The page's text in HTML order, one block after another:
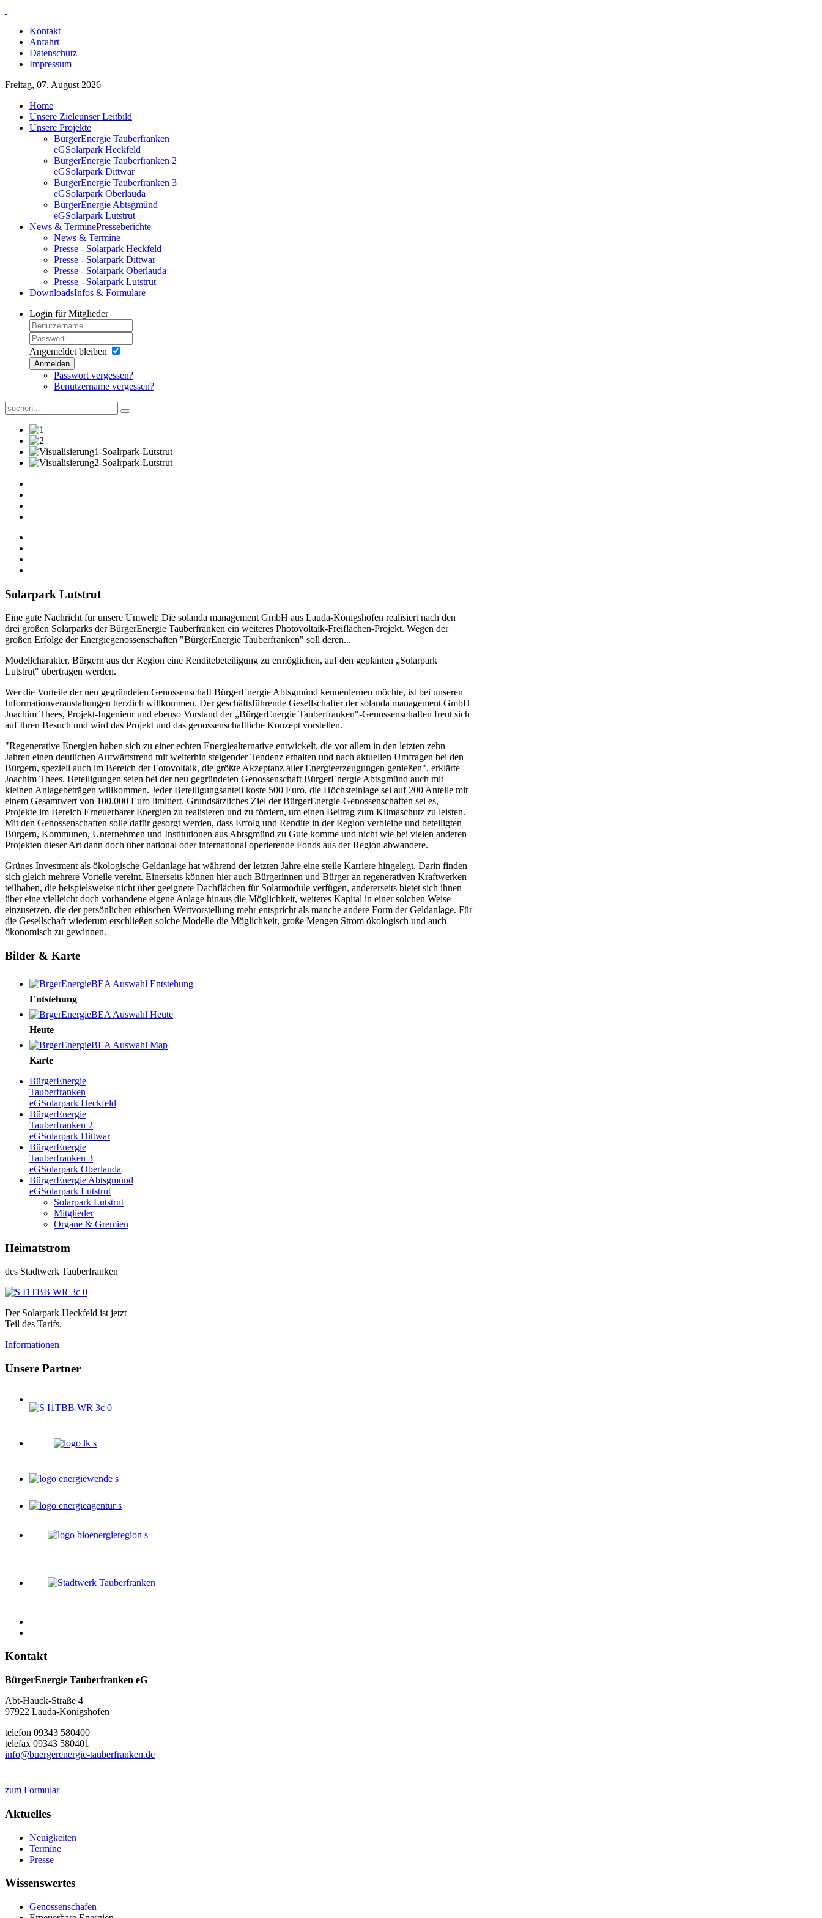
Kontakt
Anfahrt
Datenschutz
Impressum
Freitag, 07. August 2026
Home
Unsere Zieleunser Leitbild
Unsere Projekte
BürgerEnergie Tauberfranken
eGSolarpark Heckfeld
BürgerEnergie Tauberfranken 2
eGSolarpark Dittwar
BürgerEnergie Tauberfranken 3
eGSolarpark Oberlauda
BürgerEnergie Abtsgmünd
eGSolarpark Lutstrut
News & TerminePresseberichte
News & Termine
Presse - Solarpark Heckfeld
Presse - Solarpark Dittwar
Presse - Solarpark Oberlauda
Presse - Solarpark Lutstrut
DownloadsInfos & Formulare
Login für Mitglieder
Angemeldet bleiben
Anmelden
Passwort vergessen?
Benutzername vergessen?
Solarpark Lutstrut
Eine gute Nachricht für unsere Umwelt: Die solanda management GmbH aus Lauda-Königshofen realisiert nach den
drei großen Solarparks der BürgerEnergie Tauberfranken ein weiteres Photovoltaik-Freiflächen-Projekt. Wegen der
großen Erfolge der Energiegenossenschaften "BürgerEnergie Tauberfranken" soll deren...
Modellcharakter, Bürgern aus der Region eine Renditebeteiligung zu ermöglichen, auf den geplanten „Solarpark
Lutstrut" übertragen werden.
Wer die Vorteile der neu gegründeten Genossenschaft BürgerEnergie Abtsgmünd kennenlernen möchte, ist bei unseren
Informationveranstaltungen herzlich willkommen. Der geschäftsführende Gesellschafter der solanda management GmbH
Joachim Thees, Projekt-Ingenieur und ebenso Vorstand der „BürgerEnergie Tauberfranken"-Genossenschaften freut sich
auf Ihren Besuch und wird das Projekt und das genossenschaftliche Konzept vorstellen.
"Regenerative Energien haben sich zu einer echten Energiealternative entwickelt, die vor allem in den letzten zehn
Jahren einen deutlichen Aufwärtstrend mit weiterhin steigender Tendenz erhalten und nach aktuellen Umfragen bei den
Bürgern, speziell auch im Bereich der Fotovoltaik, die größte Akzeptanz aller Energieerzeugungen genießen", erklärte
Joachim Thees. Beteiligungen seien bei der neu gegründeten Genossenschaft BürgerEnergie Abtsgmünd auch mit
kleinen Anlagebeträgen willkommen. Jeder Beteiligungsanteil koste 500 Euro, die Höchsteinlage sei auf 200 Anteile mit
einem Gesamtwert von 100.000 Euro limitiert. Grundsätzliches Ziel der BürgerEnergie-Genossenschaften sei es,
Projekte im Bereich Erneuerbarer Energien zu realisieren und zu fördern, um einen Beitrag zum Klimaschutz zu leisten.
Mit den Genossenschaften solle dafür gesorgt werden, dass Erfolg und Rendite in der Region verbleibe und beteiligten
Bürgern, Kommunen, Unternehmen und Institutionen aus Abtsgmünd zu Gute komme und nicht wie bei vielen anderen
Projekten dieser Art dann doch über national oder international operierende Fonds aus der Region abwandere.
Grünes Investment als ökologische Geldanlage hat während der letzten Jahre eine steile Karriere hingelegt. Darin finden
sich gleich mehrere Vorteile vereint. Einerseits können hier auch Bürgerinnen und Bürger an regenerativen Kraftwerken
teilhaben, die beispielsweise nicht über geeignete Dachflächen für Solarmodule verfügen, andererseits bietet sich ihnen
über eine vielleicht doch vorhandene eigene Anlage hinaus die Möglichkeit, weiteres Kapital in einer solchen Weise
einzusetzen, die der persönlichen ethischen Wertvorstellung mehr entspricht als manche andere Form der Geldanlage. Für
die Gesellschaft wiederum erschließen solche Modelle die Möglichkeit, große Mengen Strom ökologisch und auch
ökonomisch zu gewinnen.
Bilder & Karte
Entstehung
Heute
Karte
BürgerEnergie
Tauberfranken
eGSolarpark Heckfeld
BürgerEnergie
Tauberfranken 2
eGSolarpark Dittwar
BürgerEnergie
Tauberfranken 3
eGSolarpark Oberlauda
BürgerEnergie Abtsgmünd
eGSolarpark Lutstrut
Solarpark Lutstrut
Mitglieder
Organe & Gremien
Heimatstrom
des Stadtwerk Tauberfranken
Der Solarpark Heckfeld ist jetzt
Teil des Tarifs.
Informationen
Unsere Partner
Kontakt
BürgerEnergie Tauberfranken eG
Abt-Hauck-Straße 4
97922 Lauda-Königshofen
telefon 09343 580400
telefax 09343 580401
info@buergerenergie-tauberfranken.de
zum Formular
Aktuelles
Neuigkeiten
Termine
Presse
Wissenswertes
Genossenschafen